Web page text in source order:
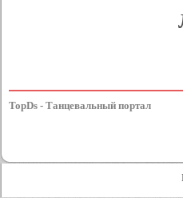
TopDs - Танцевальный портал